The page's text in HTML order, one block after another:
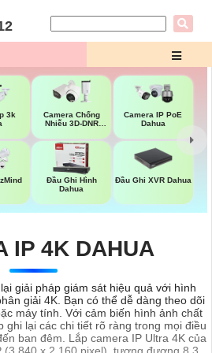
3k
Camera Chống
Nhiễu 3D-DNR
Camera IP PoE
Dahua
Đầu Ghi Hình
Dahua
Đầu Ghi XVR Dahua
IP 4K DAHUA
giải pháp giám sát hiệu quả với hình
giải 4K. Bạn có thể dễ dàng theo dõi
máy tính. Với cảm biến hình ảnh chất
ghi lại các chi tiết rõ ràng trong mọi điều
ban đêm. Lắp camera IP Ultra 4K của